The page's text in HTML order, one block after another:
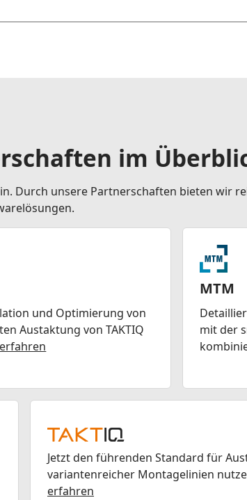
im
Durch unsere Partnerschaften bieten wir
und Optimierung von
Austaktung von TAKTIQ
MTM
mit der
Jetzt den führenden Standard für
variantenreicher Montagelinien
erfahren